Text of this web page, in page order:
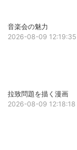
音楽会の魅力
2026-08-09 12:19:35
拉致問題を描く漫画
2026-08-09 12:18:18